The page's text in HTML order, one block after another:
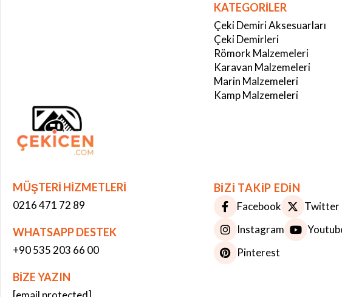
KATEGORİLER
Çeki Demiri Aksesuarları
Çeki Demirleri
Römork Malzemeleri
Karavan Malzemeleri
Marin Malzemeleri
Kamp Malzemeleri
MÜŞTERİ HİZMETLERİ
0216 471 72 89
WHATSAPP DESTEK
+90 535 203 66 00
BİZE YAZIN
BİZİ TAKİP EDİN
Facebook
Twitter
Instagram
Pinterest
Çerez Kullanımı